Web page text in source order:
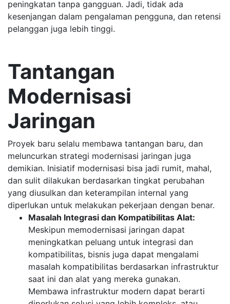
peningkatan tanpa gangguan. Jadi, tidak ada
kesenjangan dalam pengalaman pengguna, dan retensi
pelanggan juga lebih tinggi.
Tantangan
Modernisasi
Jaringan
Proyek baru selalu membawa tantangan baru, dan
meluncurkan strategi modernisasi jaringan juga
demikian. Inisiatif modernisasi bisa jadi rumit, mahal,
dan sulit dilakukan berdasarkan tingkat perubahan
yang diusulkan dan keterampilan internal yang
diperlukan untuk melakukan pekerjaan dengan benar.
Masalah Integrasi dan Kompatibilitas Alat:
Meskipun memodernisasi jaringan dapat
meningkatkan peluang untuk integrasi dan
kompatibilitas, bisnis juga dapat mengalami
masalah kompatibilitas berdasarkan infrastruktur
saat ini dan alat yang mereka gunakan.
Membawa infrastruktur modern dapat berarti